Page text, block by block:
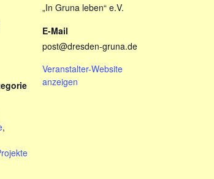
,
„In Gruna leben“ e.V.
E-Mail
post@dresden-gruna.de
Veranstalter-Website
anzeigen